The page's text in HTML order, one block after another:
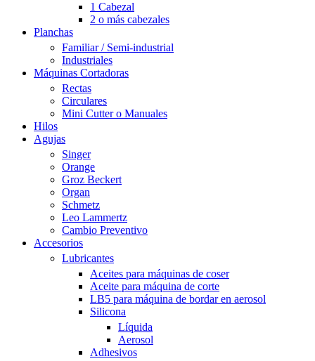
1 Cabezal
2 o más cabezales
Planchas
Familiar / Semi-industrial
Industriales
Máquinas Cortadoras
Rectas
Circulares
Mini Cutter o Manuales
Hilos
Agujas
Singer
Orange
Groz Beckert
Organ
Schmetz
Leo Lammertz
Cambio Preventivo
Accesorios
Lubricantes
Aceites para máquinas de coser
Aceite para máquina de corte
LB5 para máquina de bordar en aerosol
Silicona
Líquida
Aerosol
Adhesivos